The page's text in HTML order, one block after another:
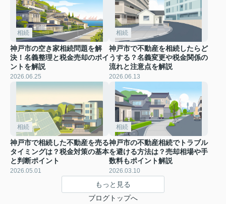
相続
神戸市の空き家相続問題を解
決！名義整理と税金売却のポイ
ントを解説
2026.06.25
相続
神戸市で不動産を相続したらど
うする？名義変更や税金関係の
流れと注意点を解説
2026.06.13
相続
神戸市で相続した不動産を売る
タイミングは？税金対策の基本
と判断ポイント
2026.05.01
相続
神戸市の不動産相続でトラブル
を避ける方法は？売却相場や手
数料もポイント解説
2026.03.10
もっと見る
ブログトップへ